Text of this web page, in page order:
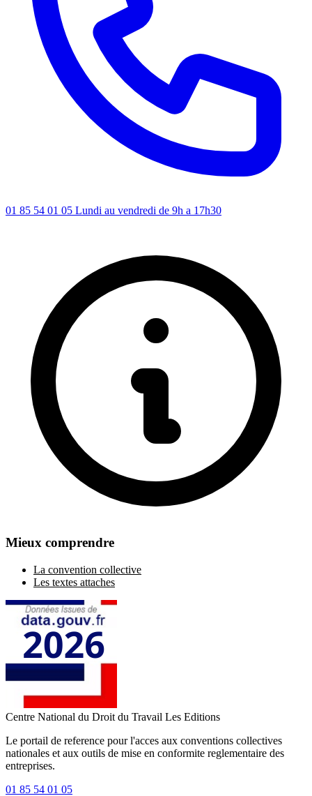
01 85 54 01 05 Lundi au vendredi de 9h a 17h30
Mieux comprendre
La convention collective
Les textes attaches
Centre National du Droit du Travail Les Editions
Le portail de reference pour l'acces aux conventions collectives
nationales et aux outils de mise en conformite reglementaire des
entreprises.
01 85 54 01 05